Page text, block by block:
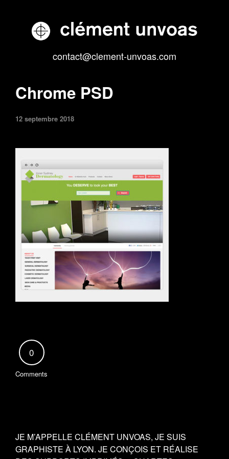
contact@clement-unvoas.com
Chrome PSD
12 septembre 2018
0
Comments
JE M’APPELLE CLÉMENT UNVOAS, JE SUIS
GRAPHISTE À LYON. JE CONÇOIS ET RÉALISE